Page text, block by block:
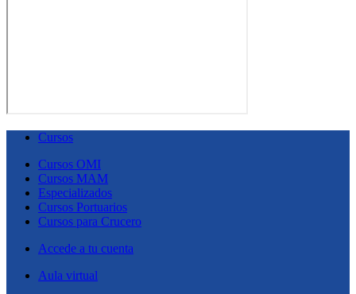
Cursos
Cursos OMI
Cursos MAM
Especializados
Cursos Portuarios
Cursos para Crucero
Accede a tu cuenta
Aula virtual